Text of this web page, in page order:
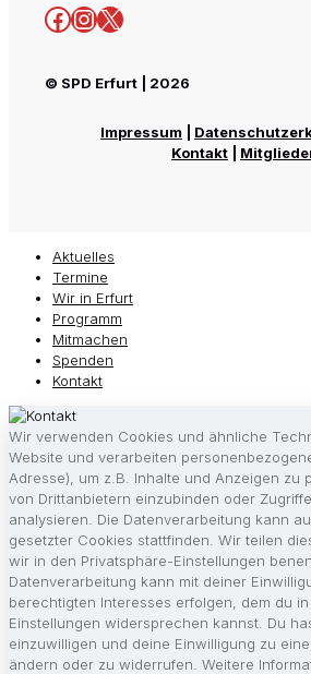
Facebook
Instagram
X
© SPD Erfurt | 2026
Impressum
Kontakt
Aktuelles
Termine
Wir in Erfurt
Programm
Mitmachen
Spenden
Kontakt
Wir verwenden Cookies und ähnliche
Website und verarbeiten
Adresse), um z.B. Inhalte und Anzeigen zu
von Drittanbietern einzubinden oder
analysieren. Die Datenverarbeitung kann
gesetzter Cookies stattfinden. Wir teilen
wir in den Privatsphäre-Einstellungen
Datenverarbeitung kann mit deiner
berechtigten Interesses erfolgen, dem du
Einstellungen widersprechen kannst. Du
einzuwilligen und deine Einwilligung zu
ändern oder zu widerrufen. Weitere